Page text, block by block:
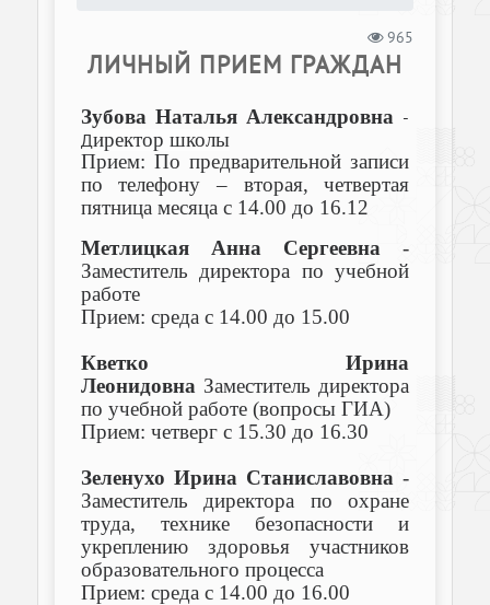
965
ЛИЧНЫЙ ПРИЕМ ГРАЖДАН
Зубова Наталья Александровна -
Директор школы
Прием: По предварительной записи
по телефону – вторая, четвертая
пятница месяца с 14.00 до 16.12
Метлицкая Анна Сергеевна-
Заместитель директора по учебной
работе
Прием: среда с 14.00 до 15.00
Кветко Ирина
Леонидовна Заместитель директора
по учебной работе (вопросы ГИА)
Прием: четверг с 15.30 до 16.30
Зеленухо Ирина Станиславовна -
Заместитель директора по охране
труда, технике безопасности и
укреплению здоровья участников
образовательного процесса
Прием: среда с 14.00 до 16.00